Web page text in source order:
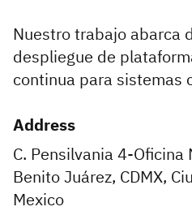
Nuestro trabajo abarca
despliegue de
continua para sistemas
Address
C. Pensilvania 4-Oficina
Benito Juárez, CDMX,
Mexico